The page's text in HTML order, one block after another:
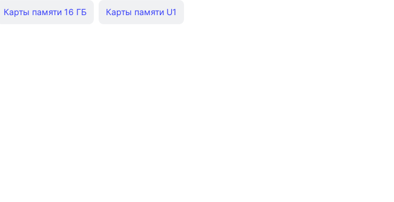
Карты памяти 16 ГБ Карты памяти U1